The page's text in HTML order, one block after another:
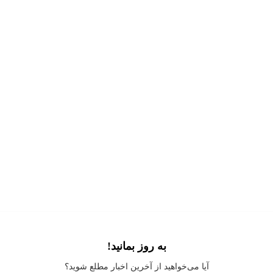
Application error: a client
-side exception has occurred while loading
به روز بمانید!
آیا می‌خواهید از آخرین اخبار مطلع شوید؟